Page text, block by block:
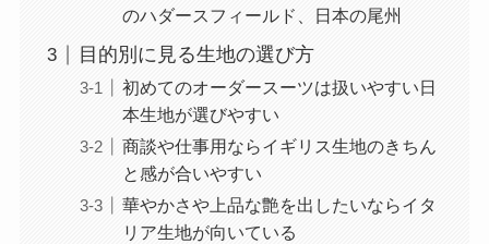
のハダースフィールド、日本の尾州
目的別に見る生地の選び方
初めてのオーダースーツは扱いやすい日
本生地が選びやすい
商談や仕事用ならイギリス生地のきちん
と感が合いやすい
華やかさや上品な艶を出したいならイタ
リア生地が向いている